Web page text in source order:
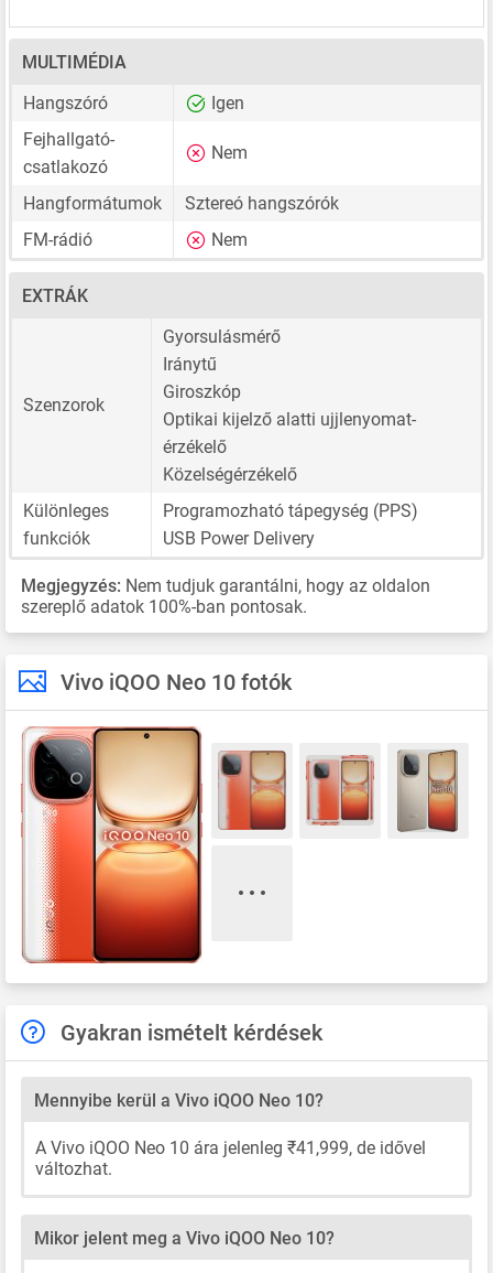
MULTIMÉDIA
Hangszóró
Igen
Fejhallgató-
csatlakozó
Nem
Hangformátumok
Sztereó hangszórók
FM-rádió
Nem
EXTRÁK
Szenzorok
Gyorsulásmérő
Iránytű
Giroszkóp
Optikai kijelző alatti ujjlenyomat-
érzékelő
Közelségérzékelő
Különleges
funkciók
Programozható tápegység (PPS)
USB Power Delivery
Megjegyzés: Nem tudjuk garantálni, hogy az oldalon
szereplő adatok 100%-ban pontosak.
Vivo iQOO Neo 10 fotók
Gyakran ismételt kérdések
Mennyibe kerül a Vivo iQOO Neo 10?
A Vivo iQOO Neo 10 ára jelenleg ₹41,999, de idővel
változhat.
Mikor jelent meg a Vivo iQOO Neo 10?